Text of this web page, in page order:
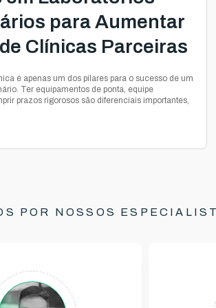
para Aumentar
Clínicas Parceiras
é apenas um dos pilares para o sucesso de um
Ter equipamentos de ponta, equipe
prazos rigorosos são diferenciais importantes,
POR NOSSOS